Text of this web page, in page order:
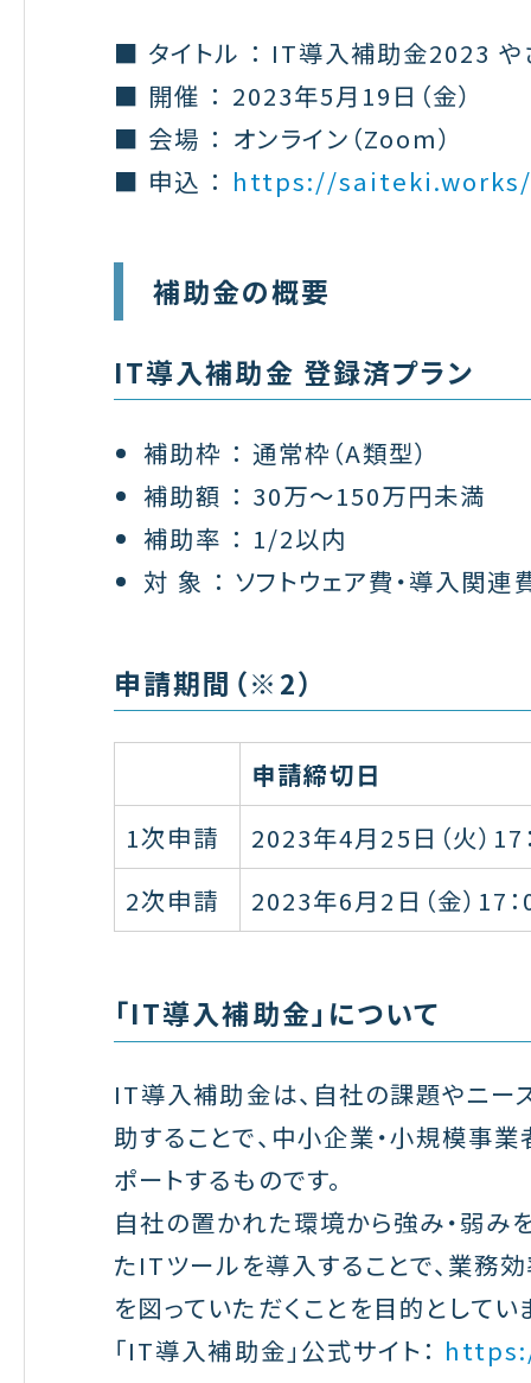
■ タイトル ： IT導入補助金2023 や
■ 開催 ： 2023年5月19日（金）
■ 会場 ： オンライン（Zoom）
■ 申込 ： https://
補助金の概要
IT導入補助金 登録済プラン
補助枠 ： 通常枠（A類型）
補助額 ： 30万〜150万円未満
補助率 ： 1/2以内
対 象 ： ソフトウェア費・導入関連
申請期間（※2）
申請締切日
1次申請
2023年4月25日（火）17
2次申請
2023年6月2日（金）17：
「IT導入補助金」について
IT導入補助金は、自社の課題やニ
助することで、中小企業・小規模事
ポートするものです。
自社の置かれた環境から強み・弱み
たITツールを導入することで、業務
を図っていただくことを目的としてい
「IT導入補助金」公式サイト：